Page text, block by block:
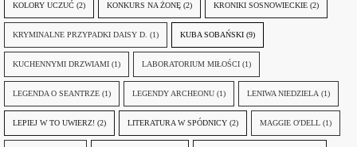
KOLORY UCZUĆ (2) KONKURS NA ŻONĘ (2) KRONIKI SOSNOWIECKIE (2)
KRYMINALNE PRZYPADKI DAISY D. (1) KUBA SOBAŃSKI (9)
KUCHENNYMI DRZWIAMI (1) LABORATORIUM MIŁOŚCI (1)
LEGENDA O SEANTRZE (1) LEGENDY ARCHEONU (1) LENIWA NIEDZIELA (1)
LEPIEJ W TO UWIERZ! (2) LITERATURA W SPÓDNICY (2) MAGGIE O'DELL (1)